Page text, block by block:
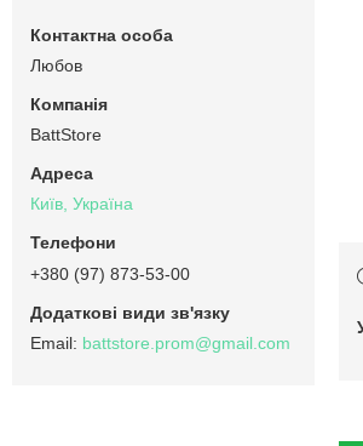
Любов
BattStore
Київ, Україна
+380 (97) 873-53-00
battstore.prom@gmail.com